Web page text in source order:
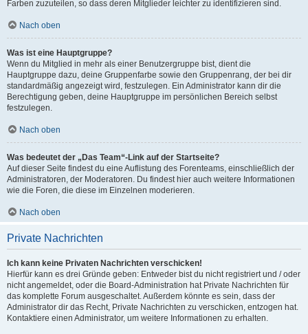
Farben zuzuteilen, so dass deren Mitglieder leichter zu identifizieren sind.
Nach oben
Was ist eine Hauptgruppe?
Wenn du Mitglied in mehr als einer Benutzergruppe bist, dient die
Hauptgruppe dazu, deine Gruppenfarbe sowie den Gruppenrang, der bei dir
standardmäßig angezeigt wird, festzulegen. Ein Administrator kann dir die
Berechtigung geben, deine Hauptgruppe im persönlichen Bereich selbst
festzulegen.
Nach oben
Was bedeutet der „Das Team“-Link auf der Startseite?
Auf dieser Seite findest du eine Auflistung des Forenteams, einschließlich der
Administratoren, der Moderatoren. Du findest hier auch weitere Informationen
wie die Foren, die diese im Einzelnen moderieren.
Nach oben
Private Nachrichten
Ich kann keine Privaten Nachrichten verschicken!
Hierfür kann es drei Gründe geben: Entweder bist du nicht registriert und / oder
nicht angemeldet, oder die Board-Administration hat Private Nachrichten für
das komplette Forum ausgeschaltet. Außerdem könnte es sein, dass der
Administrator dir das Recht, Private Nachrichten zu verschicken, entzogen hat.
Kontaktiere einen Administrator, um weitere Informationen zu erhalten.